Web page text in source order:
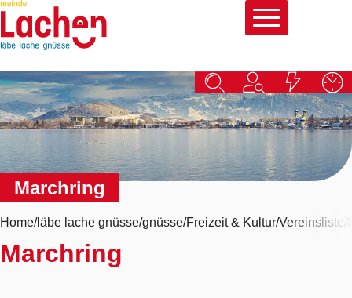
Navigieren in Lachen
Schnellnavigation
Marchring
Home läbe lache gnüsse gnüsse Freizeit & Kultur Vereinsliste
Marchring